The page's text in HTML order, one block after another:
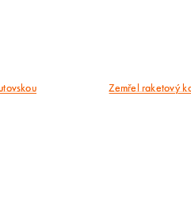
Následující
Zemřel raketový